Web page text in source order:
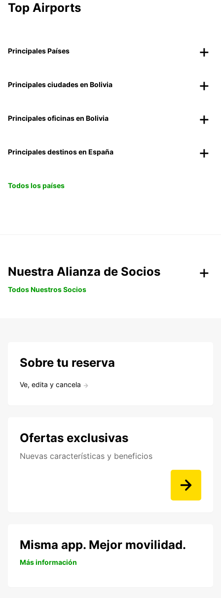
Top Airports
Principales Países
Principales ciudades en Bolivia
Principales oficinas en Bolivia
Principales destinos en España
Todos los países
Nuestra Alianza de Socios
Todos Nuestros Socios
Sobre tu reserva
Ve, edita y cancela
Ofertas exclusivas
Nuevas características y beneficios
Misma app. Mejor movilidad.
Más información